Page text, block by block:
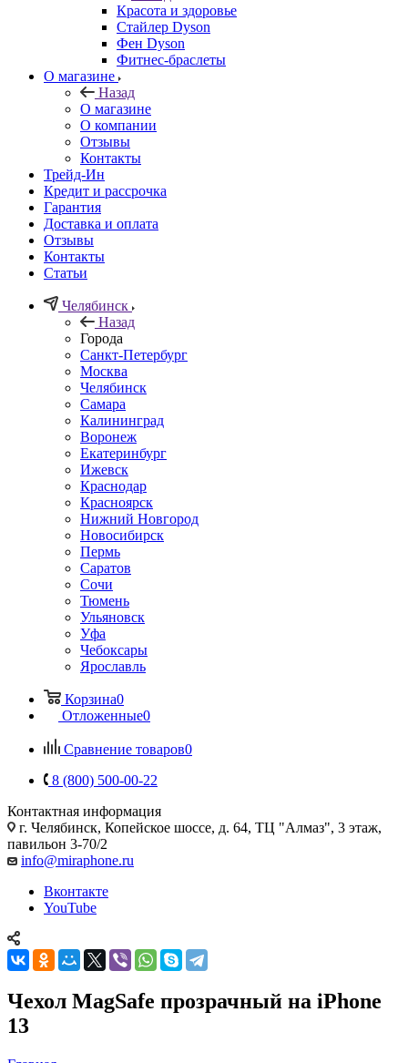
Красота и здоровье
Стайлер Dyson
Фен Dyson
Фитнес-браслеты
О магазине
Назад
О магазине
О компании
Отзывы
Контакты
Трейд-Ин
Кредит и рассрочка
Гарантия
Доставка и оплата
Отзывы
Контакты
Статьи
Челябинск
Назад
Города
Санкт-Петербург
Москва
Челябинск
Самара
Калининград
Воронеж
Екатеринбург
Ижевск
Краснодар
Красноярск
Нижний Новгород
Новосибирск
Пермь
Саратов
Сочи
Тюмень
Ульяновск
Уфа
Чебоксары
Ярославль
Корзина0
Отложенные0
Сравнение товаров0
8 (800) 500-00-22
Контактная информация
г. Челябинск, Копейское шоссе, д. 64, ТЦ "Алмаз", 3 этаж,
павильон 3-70/2
info@miraphone.ru
Вконтакте
YouTube
Чехол MagSafe прозрачный на iPhone
13